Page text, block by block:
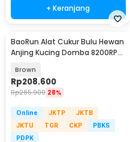
+ Keranjang
BaoRun Alat Cukur Bulu Hewan
Anjing Kucing Domba 8200RPM
Brown
Rp208.600
Rp285.900 28%
Online JKTP
JKTB
JKTU
TGR CKP
PBKS
PDPK